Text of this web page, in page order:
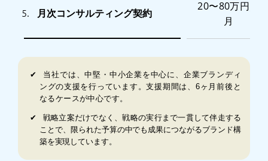
5. 月次コンサルティング契約
20〜80万円／
月
✔︎
当社では、中堅・中小企業を中心に、企業ブランディ
ングの支援を行っています。支援期間は、6ヶ月前後と
なるケースが中心です。
✔︎
戦略立案だけでなく、戦略の実行まで一貫して伴走する
ことで、限られた予算の中でも成果につながるブランド構
築を実現しています。